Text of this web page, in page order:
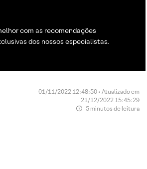
com as recomendações
dos nossos especialistas.
01/11/2022 12:48:50 • Atualizado em
21/12/2022 15:45:29
5 minutos de leitura